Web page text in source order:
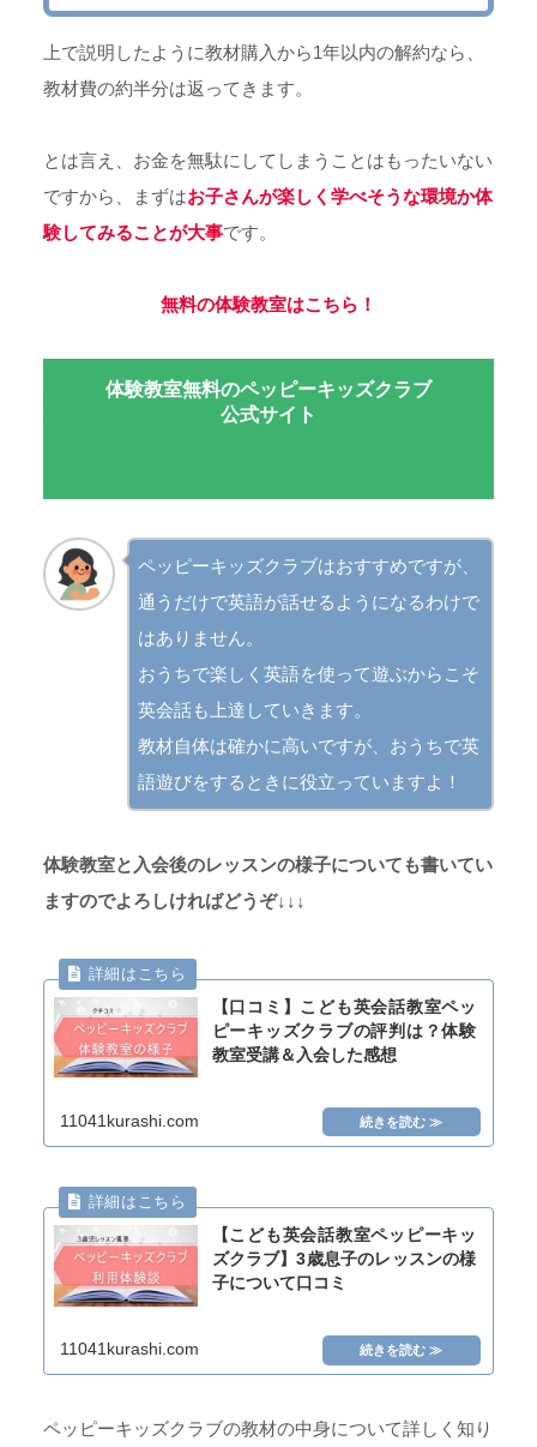
上で説明したように教材購入から1年以内の解約なら、
教材費の約半分は返ってきます。
とは言え、お金を無駄にしてしまうことはもったいない
ですから、まずはお子さんが楽しく学べそうな環境か体
験してみることが大事です。
無料の体験教室はこちら！
体験教室無料のペッピーキッズクラブ
公式サイト
ペッピーキッズクラブはおすすめですが、
通うだけで英語が話せるようになるわけで
はありません。
おうちで楽しく英語を使って遊ぶからこそ
英会話も上達していきます。
教材自体は確かに高いですが、おうちで英
語遊びをするときに役立っていますよ！
体験教室と入会後のレッスンの様子について も書いてい
ますのでよろしければどうぞ↓↓↓
【口コミ】こども英会話教室ペッ
ピーキッズクラブの評判は？体験
教室受講＆入会した感想
11041kurashi.com
【こども英会話教室ペッピーキッ
ズクラブ】3歳息子のレッスンの様
子について口コミ
11041kurashi.com
ペッピーキッズクラブの教材の中身について詳しく知り